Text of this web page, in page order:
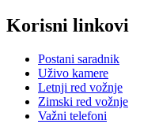
Korisni linkovi
Postani saradnik
Uživo kamere
Letnji red vožnje
Zimski red vožnje
Važni telefoni